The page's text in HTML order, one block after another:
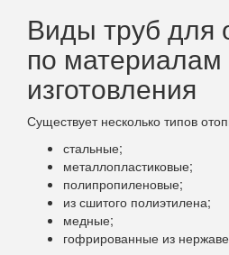
Виды труб для
по материалам
изготовления
Существует несколько типов
стальные;
металлопластиковые;
полипропиленовые;
из сшитого полиэтилена;
медные;
гофрированные из